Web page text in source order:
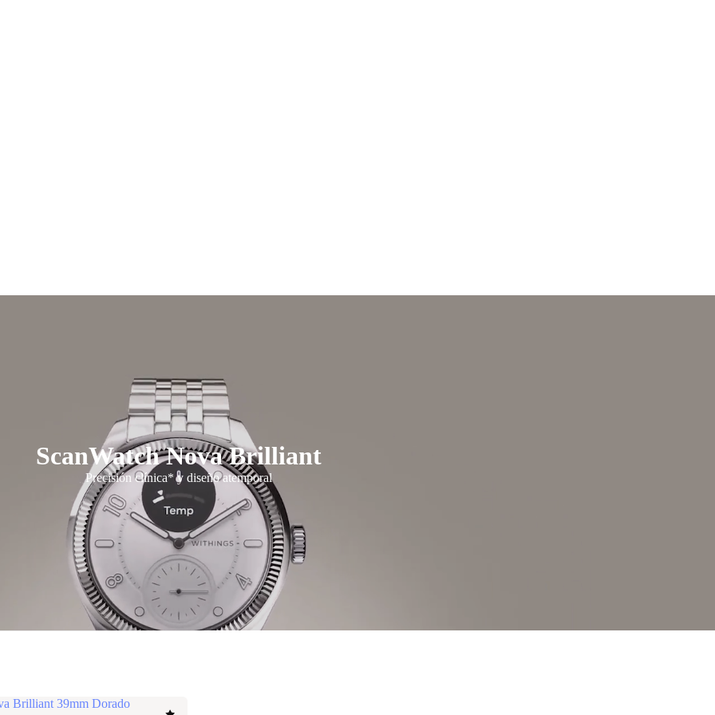
ScanWatch Nova Brilliant
Precisión clínica* y diseño atemporal
Brilliant 39mm Dorado